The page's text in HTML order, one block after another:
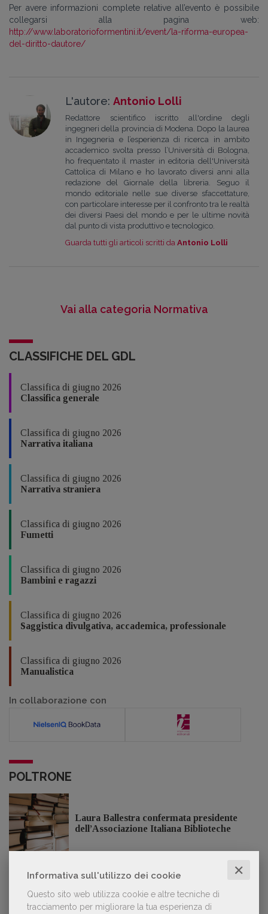
Informativa sull'utilizzo dei cookie ✕
Questo sito web utilizza cookie e altre tecniche di
tracciamento per migliorare la tua esperienza di
Per avere informazioni complete relative all’evento è possibile
collegarsi alla pagina web:
http://www.laboratorioformentini.it/event/la-riforma-europea-
del-diritto-dautore/
L'autore: Antonio Lolli
Redattore scientifico iscritto all'ordine degli
ingegneri della provincia di Modena. Dopo la laurea
in Ingegneria e l’esperienza di ricerca in ambito
accademico svolta presso l’Università di Bologna,
ho frequentato il master in editoria dell'Università
Cattolica di Milano e ho lavorato diversi anni alla
redazione del Giornale della libreria. Seguo il
mondo editoriale nelle sue diverse sfaccettature,
con particolare interesse per il confronto tra le realtà
dei diversi Paesi del mondo e per le ultime novità
dal punto di vista produttivo e tecnologico.
Guarda tutti gli articoli scritti da Antonio Lolli
Vai alla categoria Normativa
CLASSIFICHE DEL GDL
Classifica di giugno 2026
Classifica generale
Classifica di giugno 2026
Narrativa italiana
Classifica di giugno 2026
Narrativa straniera
Classifica di giugno 2026
Fumetti
Classifica di giugno 2026
Bambini e ragazzi
Classifica di giugno 2026
Saggistica divulgativa, accademica, professionale
Classifica di giugno 2026
Manualistica
In collaborazione con
POLTRONE
Laura Ballestra confermata presidente
dell’Associazione Italiana Biblioteche
GDL TV